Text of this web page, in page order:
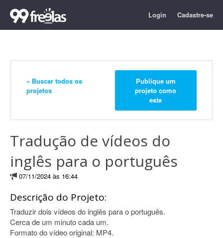
Login Cadastre-se
« Buscar todos os
projetos
Publique um
projeto como
este
Tradução de vídeos do
inglês para o português
07/11/2024 às 16:44
Descrição do Projeto:
Traduzir dois vídeos do inglês para o português.
Cerca de um minuto cada um.
Formato do vídeo original: MP4.